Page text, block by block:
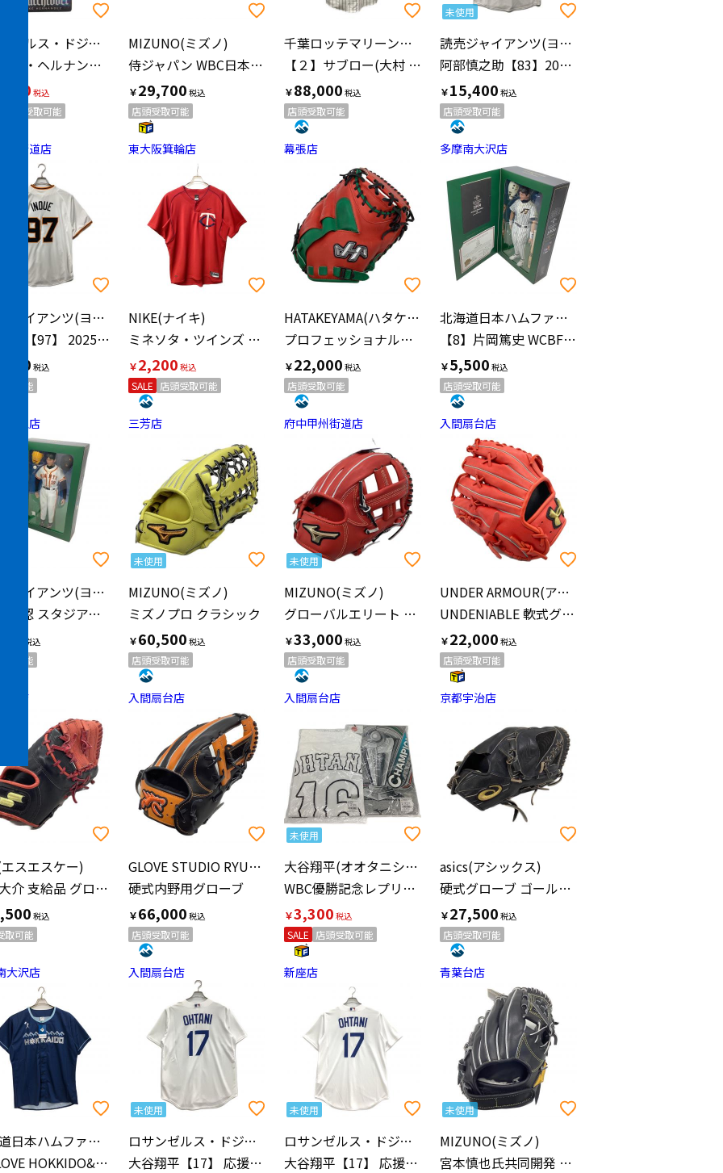
ロサンゼルス・ドジャース
エンリケ・ヘルナンデス
店頭受取可能
州街道店
MIZUNO(ミズノ)
侍ジャパン WBC日本代表モデル 軟式グローブ ブラック×ホワイト
￥29,700
店頭受取可能
東大阪箕輪店
千葉ロッテマリーンズ(チバロッテマリーンズ)
【２】サブロー(大村 三郎) 2000年選手支給ユニフォーム
￥88,000
店頭受取可能
幕張店
未使用
読売ジャイアンツ(ヨミウリジャイアンツ)
阿部慎之助【83】2025年ホーム 優勝ワッペン付 SIZE L ホワイト
￥15,400
店頭受取可能
多摩南大沢店
読売ジャイアンツ(ヨミウリジャイアンツ)
井上温大【97】 2025年ホーム 優勝ワッペン付 SIZE M ホワイト
取可能
大沢店
NIKE(ナイキ)
ミネソタ・ツインズ 応援グッズ SIZE XXL レッド NIKE 【23】 ユニフォーム
￥2,200
SALE 店頭受取可能
三芳店
HATAKEYAMA(ハタケヤマ)
プロフェッショナルモデル 軟式グローブ PRO-M62 甲斐モデル SIZE 26cm レッド×グリーン
￥22,000
店頭受取可能
府中甲州街道店
北海道日本ハムファイターズ(ホッカイドウニッポンハムファイターズ)
【8】片岡篤史 WCBF公認 スタジアム・レジェンズ 1000体限定
￥5,500
店頭受取可能
入間扇台店
読売ジャイアンツ(ヨミウリジャイアンツ)
WCBF公認 スタジアム・レジェンズ 2000体限定【19】上原浩治
取可能
台店
未使用
MIZUNO(ミズノ)
ミズノプロ クラシック
￥60,500
店頭受取可能
入間扇台店
未使用
MIZUNO(ミズノ)
グローバルエリート H Selection03
￥33,000
店頭受取可能
入間扇台店
UNDER ARMOUR(アンダーアーマー)
UNDENIABLE 軟式グローブ 1357696 レッド
￥22,000
店頭受取可能
京都宇治店
スエスケー)
元木大介 支給品 グローブ レッド×ブラック
取可能
大沢店
GLOVE STUDIO RYU(グローブ スタジオ リュウ)
硬式内野用グローブ
￥66,000
店頭受取可能
入間扇台店
未使用
大谷翔平(オオタニショウヘイ)
WBC優勝記念レプリカTシャツ/オーセンティックT 2枚セット
￥3,300
SALE 店頭受取可能
新座店
asics(アシックス)
硬式グローブ ゴールドステージ 投手用
￥27,500
店頭受取可能
青葉台店
北海道日本ハムファイターズ(ホッカイドウニッポンハムファイターズ)
WE LOVE HOKKIDO&FIGHTERS 応援グッズ 受注販売品 ブルー
未使用
ロサンゼルス・ドジャース
大谷翔平【17】 応援グッズ T770-LDWH SIZE L ホワイト ロサンゼルス・ドジャース ユニフォーム
未使用
ロサンゼルス・ドジャース
大谷翔平【17】 応援グッズ T770-LDWH SIZE M ホワイト レプリカユニフォーム
未使用
MIZUNO(ミズノ)
宮本慎也氏共同開発 BSSショップ限定 ミズノプロ 軟式グローブ